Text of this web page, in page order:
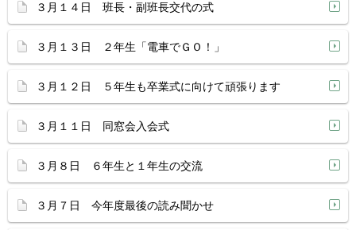
３月１４日 班長・副班長交代の式
３月１３日 ２年生「電車でＧＯ！」
３月１２日 ５年生も卒業式に向けて頑張ります
３月１１日 同窓会入会式
３月８日 ６年生と１年生の交流
３月７日 今年度最後の読み聞かせ